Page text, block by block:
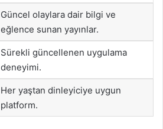
Güncel olaylara dair bilgi ve
eğlence sunan yayınlar.
Sürekli güncellenen uygulama
deneyimi.
Her yaştan dinleyiciye uygun
platform.